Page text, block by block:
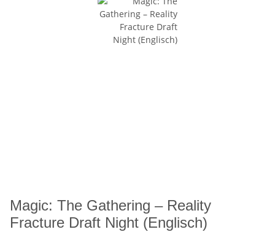
Magic: The Gathering – Reality
Fracture Draft Night (Englisch)